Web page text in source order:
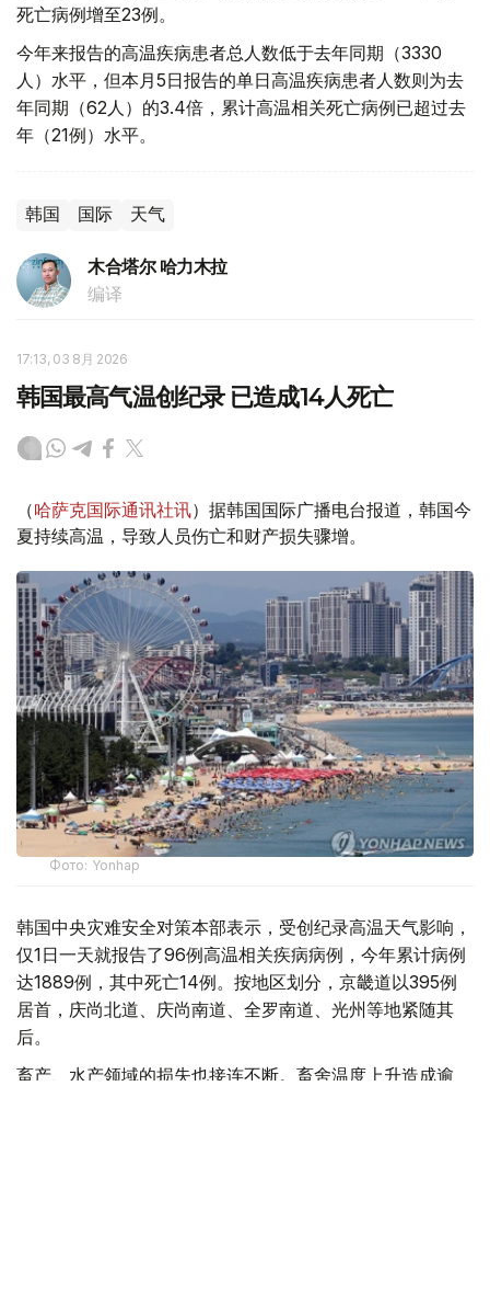
死亡病例增至23例。
今年来报告的高温疾病患者总人数低于去年同期（3330
人）水平，但本月5日报告的单日高温疾病患者人数则为去
年同期（62人）的3.4倍，累计高温相关死亡病例已超过去
年（21例）水平。
韩国 国际 天气
木合塔尔 哈力木拉
编译
17:13, 03 8月 2026
韩国最高气温创纪录 已造成14人死亡
（哈萨克国际通讯社讯）据韩国国际广播电台报道，韩国今
夏持续高温，导致人员伤亡和财产损失骤增。
Фото: Yonhap
韩国中央灾难安全对策本部表示，受创纪录高温天气影响，
仅1日一天就报告了96例高温相关疾病病例，今年累计病例
达1889例，其中死亡14例。按地区划分，京畿道以395例
居首，庆尚北道、庆尚南道、全罗南道、光州等地紧随其
后。
畜产、水产领域的损失也接连不断。畜舍温度上升造成逾